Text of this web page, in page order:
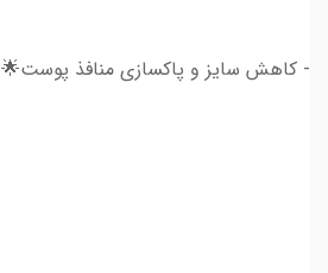
- کاهش سایز و پاکسازی منافذ پوست🌟